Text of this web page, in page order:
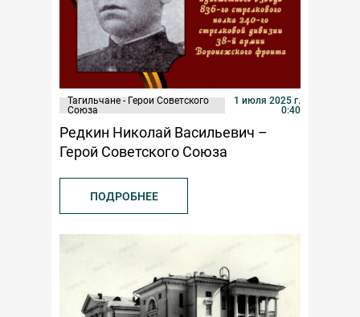
Тагильчане - Герои Советского
Союза
1 июля 2025 г.
0:40
Редкин Николай Васильевич –
Герой Советского Союза
ПОДРОБНЕЕ